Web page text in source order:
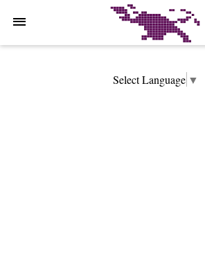
Select Language ▼